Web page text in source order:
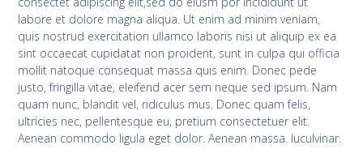
labore et dolore magna aliqua. Ut enim ad minim veniam,
quis nostrud exercitation ullamco laboris nisi ut aliquip ex ea
sint occaecat cupidatat non proident, sunt in culpa qui officia
mollit natoque consequat massa quis enim. Donec pede
justo, fringilla vitae, eleifend acer sem neque sed ipsum. Nam
quam nunc, blandit vel, ridiculus mus. Donec quam felis,
ultricies nec, pellentesque eu, pretium consectetuer elit.
Aenean commodo ligula eget dolor. Aenean massa. luculvinar.